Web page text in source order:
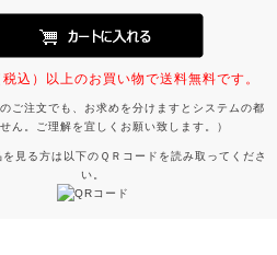
込）以上のお買い物で送料無料です。
ご注文でも、お求めを分けますとシステムの都
ん。ご理解を宜しくお願い致します。）
見る方は以下のＱＲコードを読み取ってくださ
い。